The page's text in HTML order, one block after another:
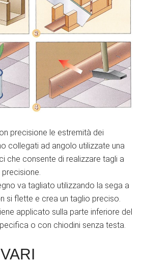
precisione le estremità dei
collegati ad angolo utilizzate una
che consente di realizzare tagli a
va tagliato utilizzando la sega a
si flette e crea un taglio preciso.
applicato sulla parte inferiore del
o con chiodini senza testa.